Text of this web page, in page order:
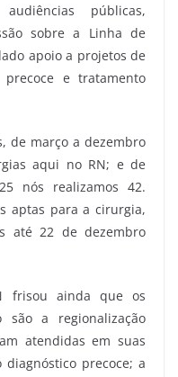
públicas,
sobre a Linha de
apoio a projetos de
e tratamento
de março a dezembro
aqui no RN; e de
nós realizamos 42.
aptas para a cirurgia,
até 22 de dezembro
frisou ainda que os
são a regionalização
atendidas em suas
diagnóstico precoce; a